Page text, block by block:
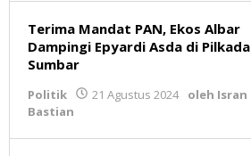
Terima Mandat PAN, Ekos Albar
Dampingi Epyardi Asda di Pilkada
Sumbar
Politik 21 Agustus 2024 oleh Isran
Bastian